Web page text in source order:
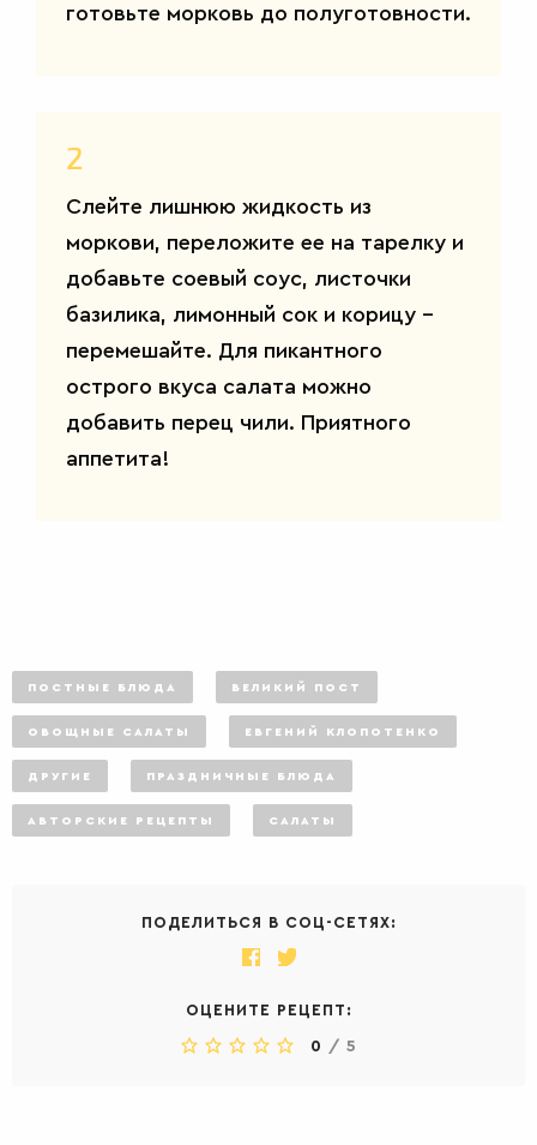
готовьте морковь до полуготовности.
2
Слейте лишнюю жидкость из
моркови, переложите ее на тарелку и
добавьте соевый соус, листочки
базилика, лимонный сок и корицу –
перемешайте. Для пикантного
острого вкуса салата можно
добавить перец чили. Приятного
аппетита!
ПОСТНЫЕ БЛЮДА ВЕЛИКИЙ ПОСТ
ОВОЩНЫЕ САЛАТЫ ЕВГЕНИЙ КЛОПОТЕНКО
ДРУГИЕ ПРАЗДНИЧНЫЕ БЛЮДА
АВТОРСКИЕ РЕЦЕПТЫ САЛАТЫ
ПОДЕЛИТЬСЯ В СОЦ-СЕТЯХ:
ОЦЕНИТЕ РЕЦЕПТ:
0 / 5